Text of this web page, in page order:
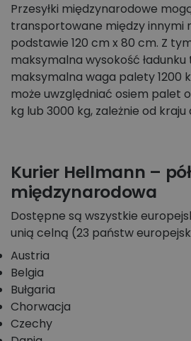
Przesyłki międzynarodowe
transportowane między innymi
podstawie 120 cm x 80 cm. Z
maksymalna wysokość ładunku
maksymalna waga palety 1200
może uwzględniać osiem palet
kg lub 3000 kg, zależnie od
Kurier Hellmann –
międzynarodowa
Dostępne są wszystkie
unią celną (23 państw
Austria
Belgia
Bułgaria
Chorwacja
Czechy